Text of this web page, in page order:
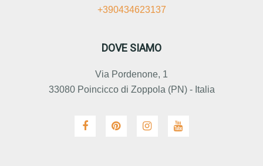
+390434623137
DOVE SIAMO
Via Pordenone, 1
33080 Poincicco di Zoppola (PN) - Italia